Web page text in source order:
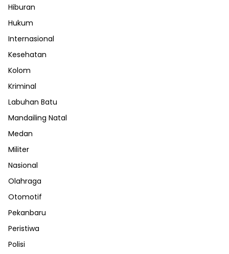
Hiburan
Hukum
Internasional
Kesehatan
Kolom
Kriminal
Labuhan Batu
Mandailing Natal
Medan
Militer
Nasional
Olahraga
Otomotif
Pekanbaru
Peristiwa
Polisi